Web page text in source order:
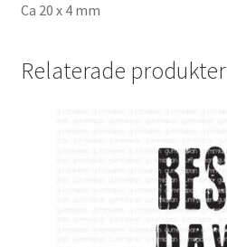
Ca 20 x 4 mm
Relaterade produkter